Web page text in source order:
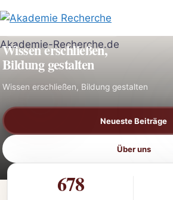
Inhalt
springen
Wissen erschließen,
Bildung gestalten
Wissen erschließen, Bildung gestalten
Neueste Beiträge
Über uns
678